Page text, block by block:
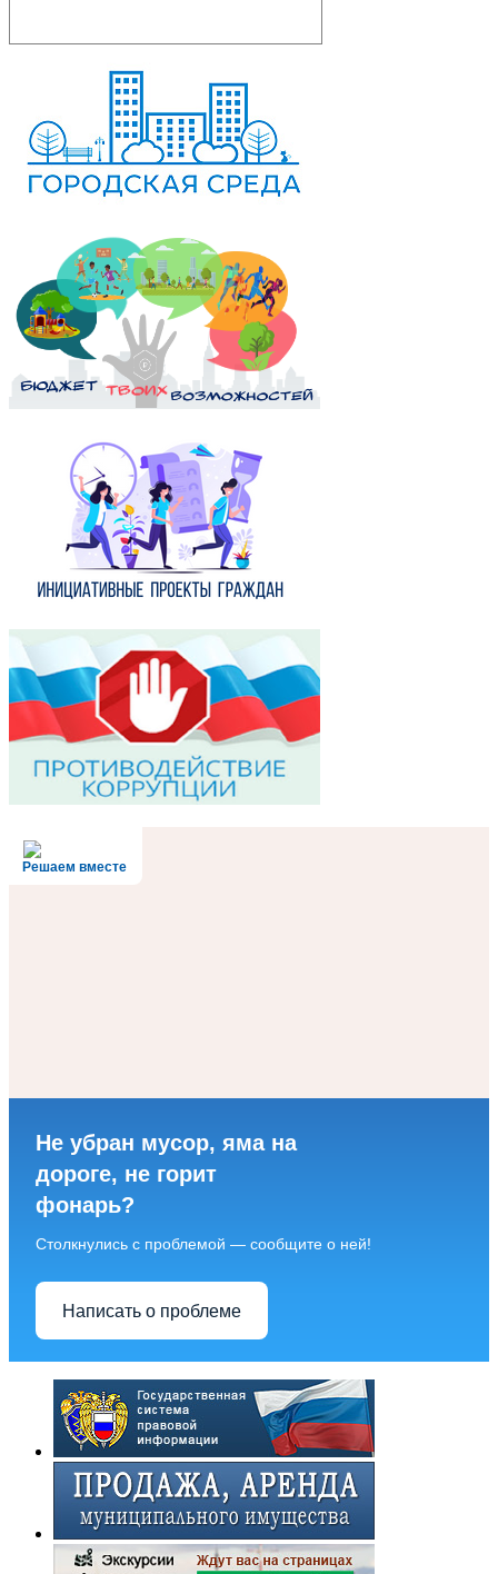
Решаем вместе
Не убран мусор, яма на
дороге, не горит
фонарь?
Столкнулись с проблемой — сообщите о ней!
Написать о проблеме